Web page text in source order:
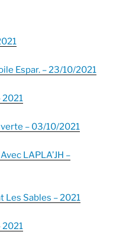
Espar. – 23/10/2021
2021
– 03/10/2021
LAPLA’JH –
Les Sables – 2021
2021